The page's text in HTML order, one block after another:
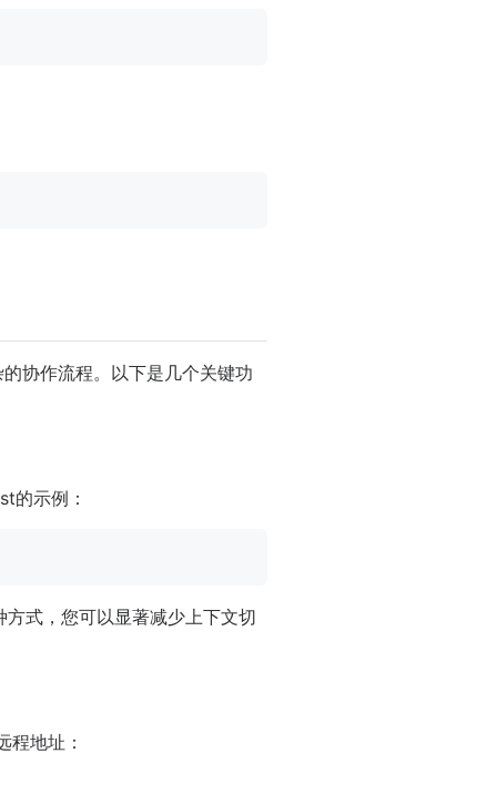
协作流程。以下是几个关键功
的示例：
式，您可以显著减少上下文切
地址：